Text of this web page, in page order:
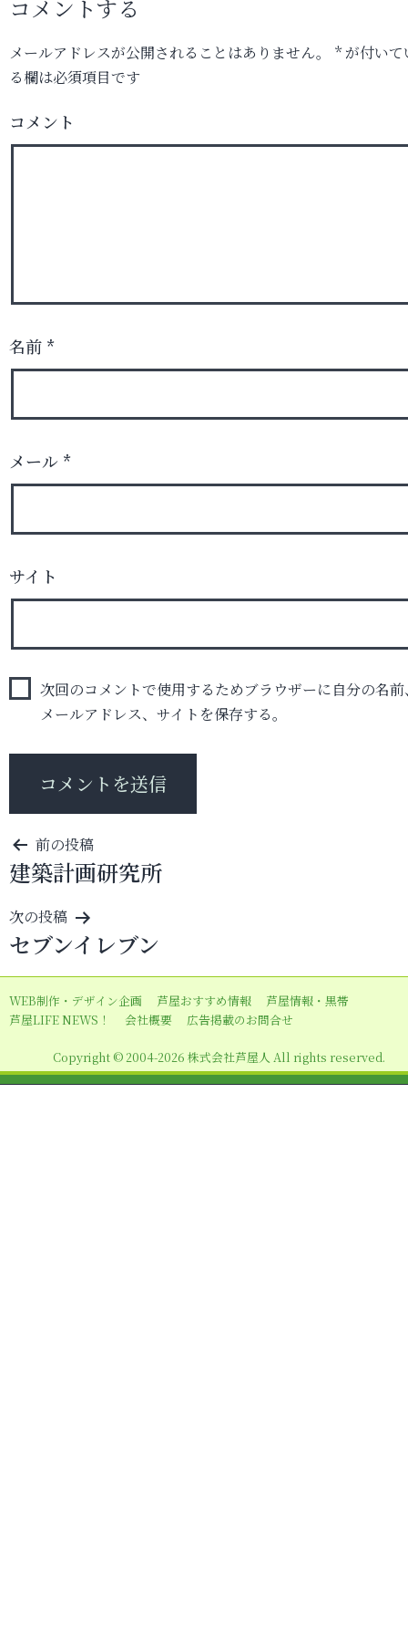
コメントする
メールアドレスが公開されることはありません。 *が付いて
る欄は必須項目です
コメント
名前 *
メール *
サイト
次回のコメントで使用するためブラウザーに自分の名前
メールアドレス、サイトを保存する。
投
稿
ナ
ビ
ゲ
ー
シ
ン
前の投稿
建築計画研究所
次の投稿
セブンイレブン
WEB制作・デザイン企画 芦屋おすすめ情報
芦屋情報・黒帯
芦屋LIFE NEWS！
会社概要 広告掲載のお問合せ
Copyright © 2004-2026 株式会社芦屋人 All rights reserved.